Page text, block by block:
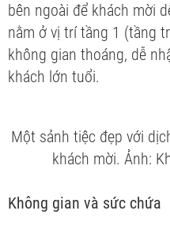
bên ngoài để khách mời
nằm ở vị trí tầng 1 (tầng
không gian thoáng, dễ
khách lớn tuổi.
Một sảnh tiệc đẹp với
khách mời. Ảnh:
Không gian và sức chứa